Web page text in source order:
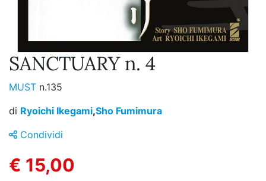
SANCTUARY n. 4
MUST n.135
di Ryoichi Ikegami,Sho Fumimura
Condividi
€ 15,00